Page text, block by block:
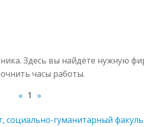
Здесь вы найдёте нужную
часы работы.
« 1 »
гуманитарный